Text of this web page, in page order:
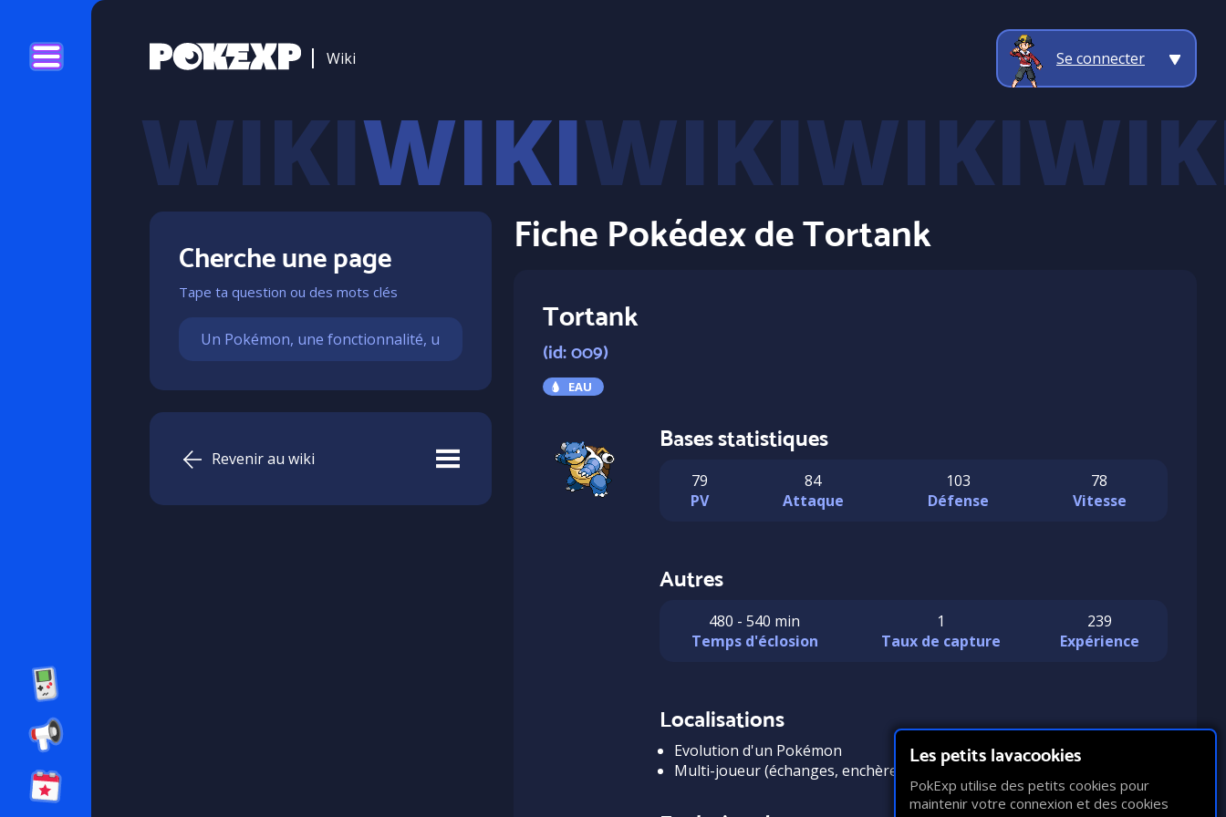
Wiki Se connecter
WIKI
Cherche une page
Tape ta question ou des mots clés
Revenir au wiki
Fiche Pokédex de Tortank
Tortank
(id: 009)
EAU
Bases statistiques
79
PV
84
Attaque
103
Défense
78
Vitesse
Autres
480 - 540 min
Temps d'éclosion
1
Taux de capture
239
Expérience
Localisations
Evolution d'un Pokémon
Multi-joueur (échanges, enchères, troc)
Les petits lavacookies
PokExp utilise des petits cookies pour
maintenir votre connexion et des cookies